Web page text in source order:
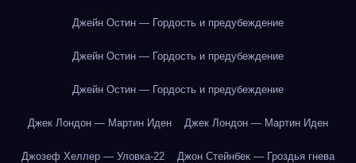
Джейн Остин — Гордость и предубеждение
Джейн Остин — Гордость и предубеждение
Джейн Остин — Гордость и предубеждение
Джек Лондон — Мартин Иден Джек Лондон — Мартин Иден
Джозеф Хеллер — Уловка-22 Джон Стейнбек — Гроздья гнева